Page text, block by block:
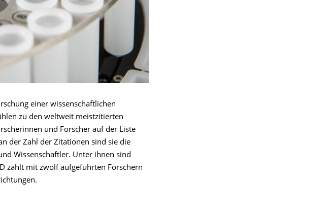
einer wissenschaftlichen
zu den weltweit meistzitierten
und Forscher auf der Liste
der Zahl der Zitationen sind sie die
Wissenschaftler. Unter ihnen sind
zählt mit zwölf aufgeführten Forschern